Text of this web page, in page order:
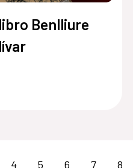
Benlliure
4 5 6 7
8